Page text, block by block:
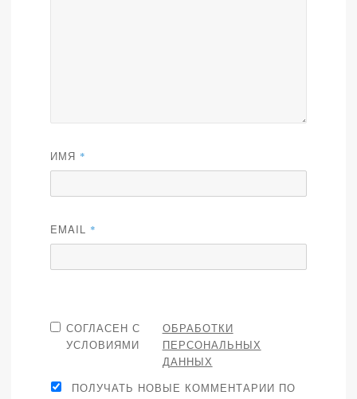
ИМЯ *
EMAIL *
СОГЛАСЕН С
УСЛОВИЯМИ
ОБРАБОТКИ
ПЕРСОНАЛЬНЫХ
ДАННЫХ
ПОЛУЧАТЬ НОВЫЕ КОММЕНТАРИИ ПО